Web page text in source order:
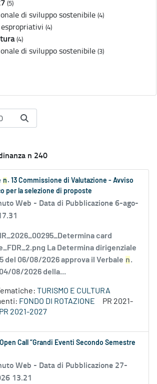
(5)
di sviluppo sostenibile (4)
(4)
(4)
di sviluppo sostenibile (3)
n 240
n . 13 Commissione di Valutazione - Avviso
per la selezione di proposte
Web - Data di Pubblicazione 6-ago-
card
La Determina dirigenziale
del 06/08/2026 approva il Verbale n.
08/2026 della...
TURISMO E CULTURA
FONDO DI ROTAZIONE
PR 2021-
PR 2021-2027
Call “Grandi Eventi Secondo Semestre
Web - Data di Pubblicazione 27-
13.21